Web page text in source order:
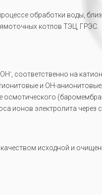
обработки воды,
котлов ТЭЦ, ГРЭС.
- , соответственно на
и ОН-анионитовые;
осмотического
ионов электролита через
исходной и